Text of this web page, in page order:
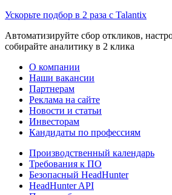
Ускорьте подбор в 2 раза с Talantix
Автоматизируйте сбор откликов,
собирайте аналитику в 2 клика
О компании
Наши вакансии
Партнерам
Реклама на сайте
Новости и статьи
Инвесторам
Кандидаты по профессиям
Производственный календарь
Требования к ПО
Безопасный HeadHunter
HeadHunter API